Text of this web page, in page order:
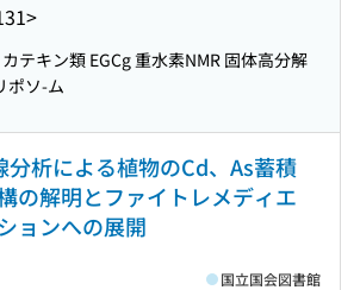
テキン類 EGCg 重水素NMR 固体高分解
ポソ-ム
分析による植物のCd、As蓄積
の解明とファイトレメディエ
ョンへの展開
国立国会図書館